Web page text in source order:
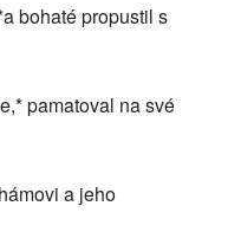
bohaté propustil s
pamatoval na své
a jeho